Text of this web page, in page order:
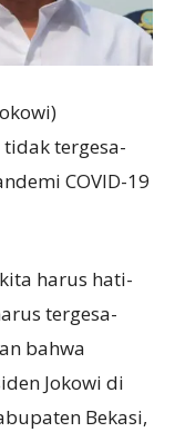
tergesa-
COVID-19
harus hati-
tergesa-
bahwa
Jokowi di
Bekasi,